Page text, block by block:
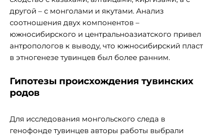
другой – с монголами и якутами. Анализ
соотношения двух компонентов –
южносибирского и центральноазиатского привел
антропологов к выводу, что южносибирский пласт
в этногенезе тувинцев был более ранним.
Гипотезы происхождения тувинских
родов
Для исследования монгольского следа в
генофонде тувинцев авторы работы выбрали